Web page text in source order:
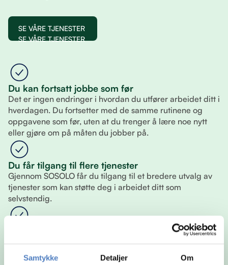
Samtykke Detaljer Om
SE VÅRE TJENESTER
SE VÅRE TJENESTER
Du kan fortsatt jobbe som før
Det er ingen endringer i hvordan du utfører arbeidet ditt i
hverdagen. Du fortsetter med de samme rutinene og
oppgavene som før, uten at du trenger å lære noe nytt
eller gjøre om på måten du jobber på.
Du får tilgang til flere tjenester
Gjennom SOSOLO får du tilgang til et bredere utvalg av
tjenester som kan støtte deg i arbeidet ditt som
selvstendig.
Du står fritt til å sette sammen din egen løsning. Det betyr
at du kun bruker tjenestene som er relevante for deg, og